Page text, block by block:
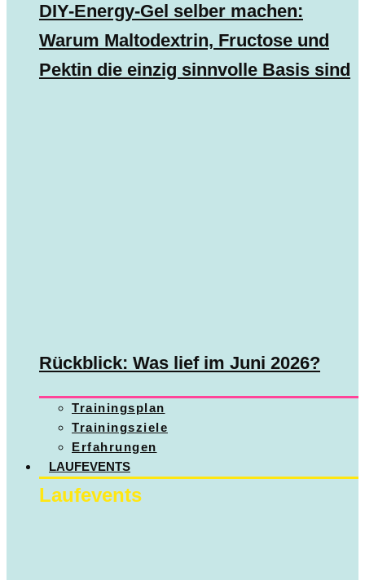
DIY-Energy-Gel selber machen:
Warum Maltodextrin, Fructose und
Pektin die einzig sinnvolle Basis sind
Rückblick: Was lief im Juni 2026?
Trainingsplan
Trainingsziele
Erfahrungen
LAUFEVENTS
Laufevents